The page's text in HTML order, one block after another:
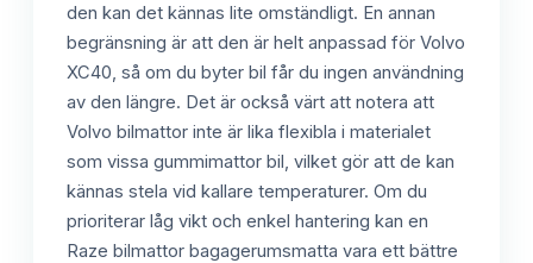
den kan det kännas lite omständligt. En annan
begränsning är att den är helt anpassad för Volvo
XC40, så om du byter bil får du ingen användning
av den längre. Det är också värt att notera att
Volvo bilmattor inte är lika flexibla i materialet
som vissa gummimattor bil, vilket gör att de kan
kännas stela vid kallare temperaturer. Om du
prioriterar låg vikt och enkel hantering kan en
Raze bilmattor bagagerumsmatta vara ett bättre